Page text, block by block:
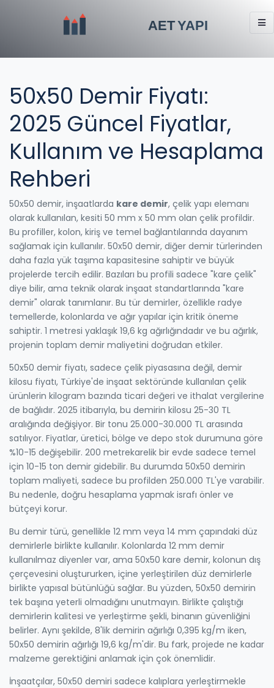
50x50 Demir Fiyatı:
2025 Güncel Fiyatlar,
Kullanım ve Hesaplama
Rehberi
50x50 demir, inşaatlarda kare demir, çelik yapı elemanı
olarak kullanılan, kesiti 50 mm x 50 mm olan çelik profildir.
Bu profiller, kolon, kiriş ve temel bağlantılarında dayanım
sağlamak için kullanılır. 50x50 demir, diğer demir türlerinden
daha fazla yük taşıma kapasitesine sahiptir ve büyük
projelerde tercih edilir. Bazıları bu profili sadece "kare çelik"
diye bilir, ama teknik olarak inşaat standartlarında "kare
demir" olarak tanımlanır. Bu tür demirler, özellikle radye
temellerde, kolonlarda ve ağır yapılar için kritik öneme
sahiptir. 1 metresi yaklaşık 19,6 kg ağırlığındadır ve bu ağırlık,
projenin toplam demir maliyetini doğrudan etkiler.
50x50 demir fiyatı, sadece çelik piyasasına değil, demir
kilosu fiyatı, Türkiye'de inşaat sektöründe kullanılan çelik
ürünlerin kilogram bazında ticari değeri ve ithalat vergilerine
de bağlıdır. 2025 itibarıyla, bu demirin kilosu 25-30 TL
aralığında değişiyor. Bir tonu 25.000-30.000 TL arasında
satılıyor. Fiyatlar, üretici, bölge ve depo stok durumuna göre
%10-15 değişebilir. 200 metrekarelik bir evde sadece temel
için 10-15 ton demir gidebilir. Bu durumda 50x50 demirin
toplam maliyeti, sadece bu profilden 250.000 TL'ye varabilir.
Bu nedenle, doğru hesaplama yapmak israfı önler ve
bütçeyi korur.
Bu demir türü, genellikle 12 mm veya 14 mm çapındaki düz
demirlerle birlikte kullanılır. Kolonlarda 12 mm demir
kullanılmaz diyenler var, ama 50x50 kare demir, kolonun dış
çerçevesini oluştururken, içine yerleştirilen düz demirlerle
birlikte yapısal bütünlüğü sağlar. Bu yüzden, 50x50 demirin
tek başına yeterli olmadığını unutmayın. Birlikte çalıştığı
demirlerin kalitesi ve yerleştirme şekli, binanın güvenliğini
belirler. Aynı şekilde, 8'lik demirin ağırlığı 0,395 kg/m iken,
50x50 demirin ağırlığı 19,6 kg/m'dir. Bu fark, projede ne kadar
malzeme gerektiğini anlamak için çok önemlidir.
İnşaatçılar, 50x50 demiri sadece kalıplara yerleştirmekle